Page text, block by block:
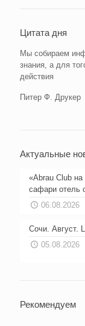
Цитата дня
Мы собираем
знания, а для
действия
Питер Ф. Друкер
Актуальные
«Abrau Club
сафари отель
06.08.2026
Сочи. Август.
05.08.2026
Рекомендуем